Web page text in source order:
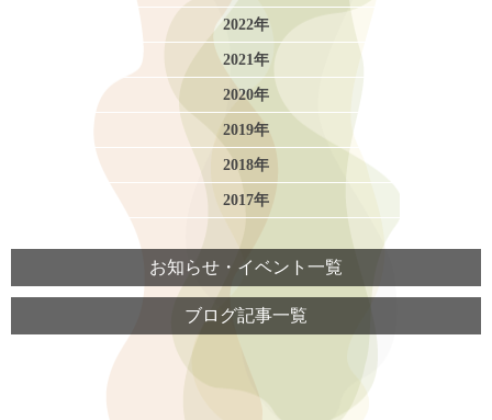
2022年
2021年
2020年
2019年
2018年
2017年
お知らせ・イベント一覧
ブログ記事一覧